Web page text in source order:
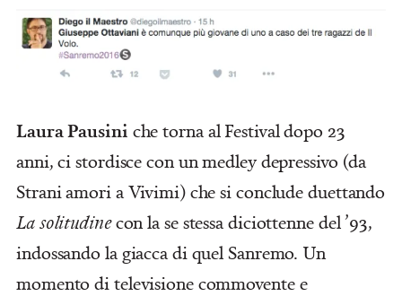
Laura Pausini che torna al Festival dopo 23
anni, ci stordisce con un medley depressivo (da
Strani amori a Vivimi) che si conclude duettando
La solitudinecon la se stessa diciottenne del ’93,
indossando la giacca di quel Sanremo. Un
momento di televisione commovente e